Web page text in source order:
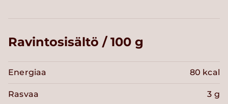
Ravintosisältö / 100 g
Energiaa 80 kcal
Rasvaa 3 g